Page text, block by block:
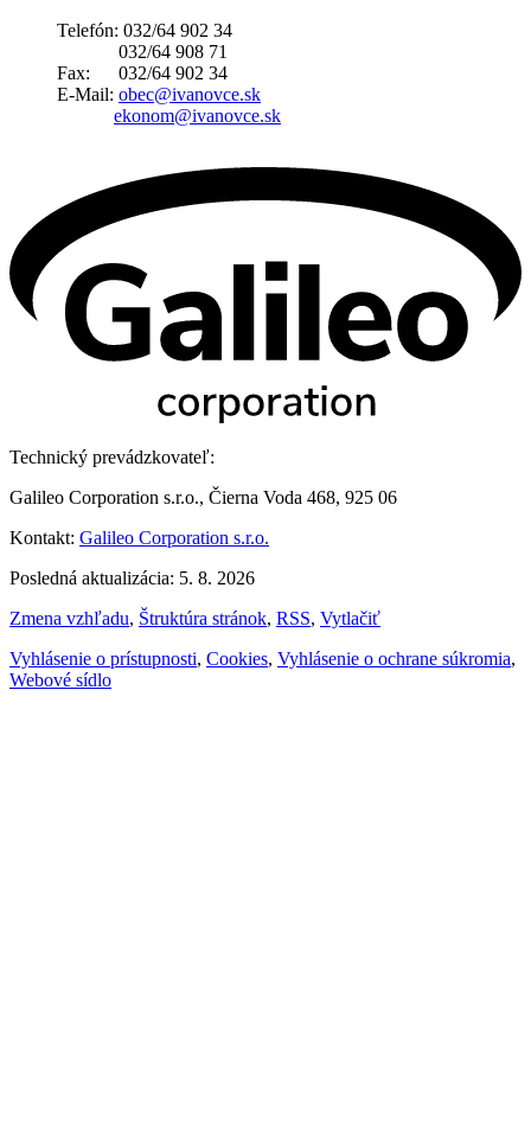
Telefón: 032/64 902 34
032/64 908 71
Fax: 032/64 902 34
E-Mail: obec@ivanovce.sk
ekonom@ivanovce.sk
Technický prevádzkovateľ:
Galileo Corporation s.r.o., Čierna Voda 468, 925 06
Kontakt: Galileo Corporation s.r.o.
Posledná aktualizácia: 5. 8. 2026
Zmena vzhľadu, Štruktúra stránok, RSS, Vytlačiť
Vyhlásenie o prístupnosti, Cookies, Vyhlásenie o ochrane súkromia,
Webové sídlo